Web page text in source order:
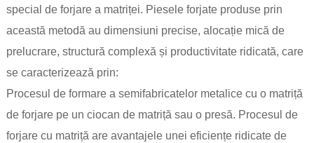
special de forjare a matriței. Piesele forjate produse prin
această metodă au dimensiuni precise, alocație mică de
prelucrare, structură complexă și productivitate ridicată, care
se caracterizează prin:
Procesul de formare a semifabricatelor metalice cu o matriță
de forjare pe un ciocan de matriță sau o presă. Procesul de
forjare cu matriță are avantajele unei eficiențe ridicate de